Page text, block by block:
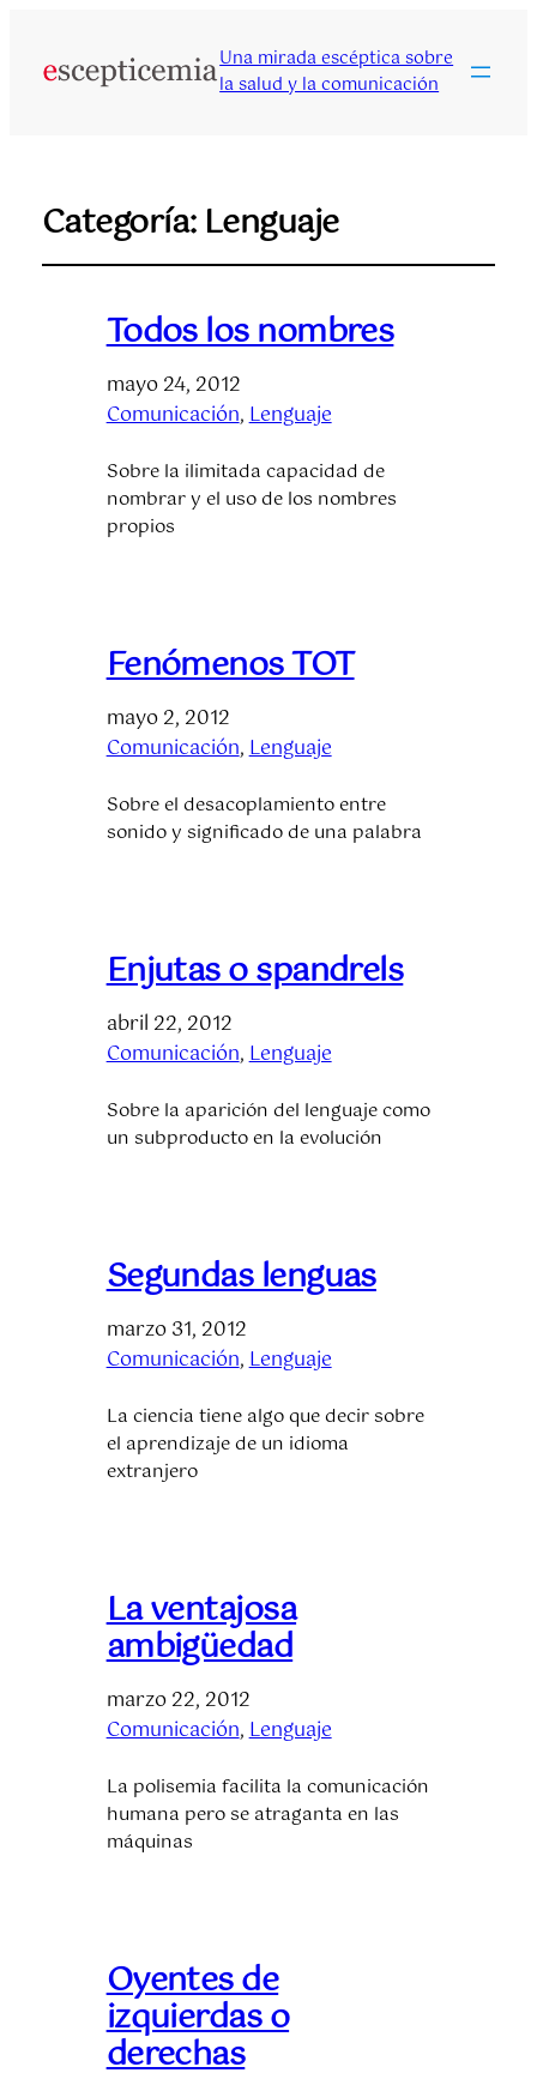
Una mirada escéptica sobre
la salud y la comunicación
Categoría: Lenguaje
Todos los nombres
mayo 24, 2012
Comunicación, Lenguaje
Sobre la ilimitada capacidad de
nombrar y el uso de los nombres
propios
Fenómenos TOT
mayo 2, 2012
Comunicación, Lenguaje
Sobre el desacoplamiento entre
sonido y significado de una palabra
Enjutas o spandrels
abril 22, 2012
Comunicación, Lenguaje
Sobre la aparición del lenguaje como
un subproducto en la evolución
Segundas lenguas
marzo 31, 2012
Comunicación, Lenguaje
La ciencia tiene algo que decir sobre
el aprendizaje de un idioma
extranjero
La ventajosa
ambigüedad
marzo 22, 2012
Comunicación, Lenguaje
La polisemia facilita la comunicación
humana pero se atraganta en las
máquinas
Oyentes de
izquierdas o
derechas